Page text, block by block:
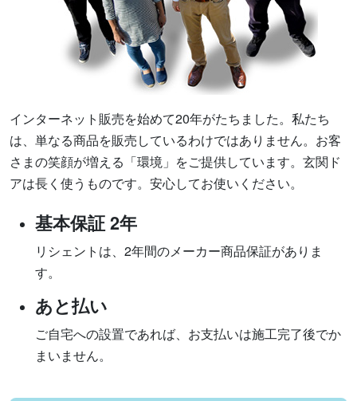
インターネット販売を始めて20年がたちました。私たち
は、単なる商品を販売しているわけではありません。お客
さまの笑顔が増える「環境」をご提供しています。玄関ド
アは長く使うものです。安心してお使いください。
基本保証 2年
リシェントは、2年間のメーカー商品保証がありま
す。
あと払い
ご自宅への設置であれば、お支払いは施工完了後でか
まいません。